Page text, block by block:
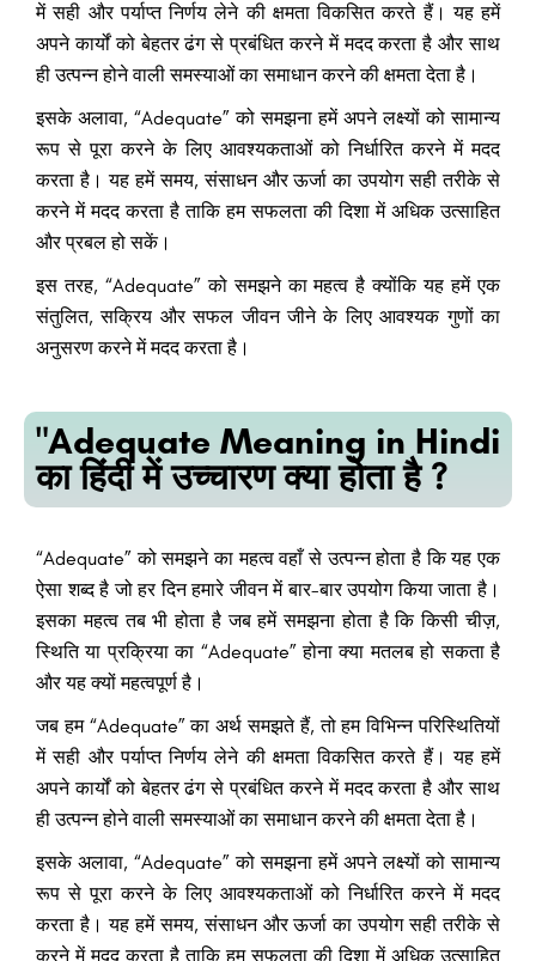
में सही और पर्याप्त निर्णय लेने की क्षमता विकसित करते हैं। यह हमें
अपने कार्यों को बेहतर ढंग से प्रबंधित करने में मदद करता है और साथ
ही उत्पन्न होने वाली समस्याओं का समाधान करने की क्षमता देता है।
इसके अलावा, “Adequate” को समझना हमें अपने लक्ष्यों को सामान्य
रूप से पूरा करने के लिए आवश्यकताओं को निर्धारित करने में मदद
करता है। यह हमें समय, संसाधन और ऊर्जा का उपयोग सही तरीके से
करने में मदद करता है ताकि हम सफलता की दिशा में अधिक उत्साहित
और प्रबल हो सकें।
इस तरह, “Adequate” को समझने का महत्व है क्योंकि यह हमें एक
संतुलित, सक्रिय और सफल जीवन जीने के लिए आवश्यक गुणों का
अनुसरण करने में मदद करता है।
"Adequate Meaning in Hindi
का हिंदी में उच्चारण क्या होता है ?
“Adequate” को समझने का महत्व वहाँ से उत्पन्न होता है कि यह एक
ऐसा शब्द है जो हर दिन हमारे जीवन में बार-बार उपयोग किया जाता है।
इसका महत्व तब भी होता है जब हमें समझना होता है कि किसी चीज़,
स्थिति या प्रक्रिया का “Adequate” होना क्या मतलब हो सकता है
और यह क्यों महत्वपूर्ण है।
जब हम “Adequate” का अर्थ समझते हैं, तो हम विभिन्न परिस्थितियों
में सही और पर्याप्त निर्णय लेने की क्षमता विकसित करते हैं। यह हमें
अपने कार्यों को बेहतर ढंग से प्रबंधित करने में मदद करता है और साथ
ही उत्पन्न होने वाली समस्याओं का समाधान करने की क्षमता देता है।
इसके अलावा, “Adequate” को समझना हमें अपने लक्ष्यों को सामान्य
रूप से पूरा करने के लिए आवश्यकताओं को निर्धारित करने में मदद
करता है। यह हमें समय, संसाधन और ऊर्जा का उपयोग सही तरीके से
करने में मदद करता है ताकि हम सफलता की दिशा में अधिक उत्साहित